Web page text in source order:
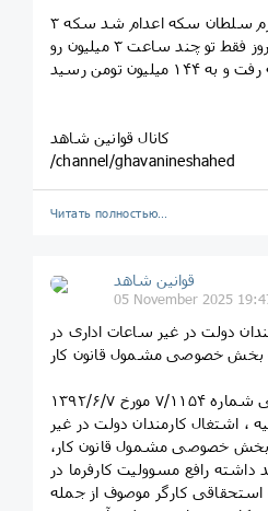
وقتی وحید مظلومین به جرم سلطان سکه اعدام شد سکه ۳
میلیون تومن بود و امروز فقط تو چند ساعت ۳ میلیون رو
کانال قوانین شاهد
/channel/ghavanineshahed
Читать полностью…
قوانین‌ شاهد
05 November 2025
دولت در غیر ساعات اداری در
بر اساس نظریه مشورتی شماره ۷/۱۱۵۴ مورخ ۱۳۹۲/۶/۷
، اشتغال کارمندان دولت در غیر
بخش خصوصی مشمول قانون کار،
داشته رافع مسوولیت کارفرما در
استحقاقی کارگر موصوف از جمله